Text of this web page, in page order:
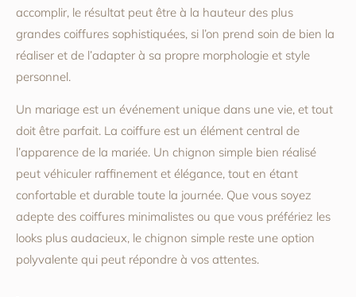
accomplir, le résultat peut être à la hauteur des plus
grandes coiffures sophistiquées, si l’on prend soin de bien la
réaliser et de l’adapter à sa propre morphologie et style
personnel.
Un mariage est un événement unique dans une vie, et tout
doit être parfait. La coiffure est un élément central de
l’apparence de la mariée. Un chignon simple bien réalisé
peut véhiculer raffinement et élégance, tout en étant
confortable et durable toute la journée. Que vous soyez
adepte des coiffures minimalistes ou que vous préfériez les
looks plus audacieux, le chignon simple reste une option
polyvalente qui peut répondre à vos attentes.